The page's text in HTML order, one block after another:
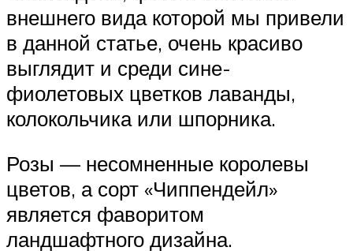
внешнего вида которой мы привели
в данной статье, очень красиво
выглядит и среди сине-
фиолетовых цветков лаванды,
колокольчика или шпорника.
Розы — несомненные королевы
цветов, а сорт «Чиппендейл»
является фаворитом
ландшафтного дизайна.